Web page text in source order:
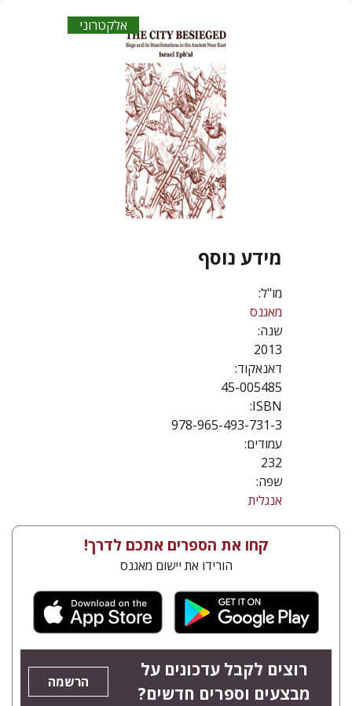
אלקטרוני
מידע נוסף
מו"ל:
מאגנס
שנה:
2013
דאנאקוד:
45-005485
ISBN:
978-965-493-731-3
עמודים:
232
שפה:
אנגלית
קחו את הספרים אתכם לדרך!
הורידו את יישום מאגנס
רוצים לקבל עדכונים על
מבצעים וספרים חדשים?
הרשמה